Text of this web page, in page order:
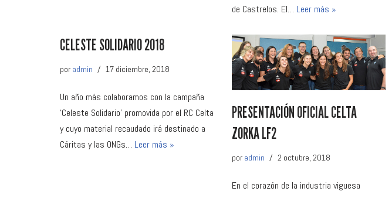
de Castrelos. El… Leer más »
CELESTE SOLIDARIO 2018
por admin 17 diciembre, 2018
Un año más colaboramos con la campaña
‘Celeste Solidario’ promovida por el RC Celta
y cuyo material recaudado irá destinado a
Cáritas y las ONGs… Leer más »
PRESENTACIÓN OFICIAL CELTA
ZORKA LF2
por admin 2 octubre, 2018
En el corazón de la industria viguesa